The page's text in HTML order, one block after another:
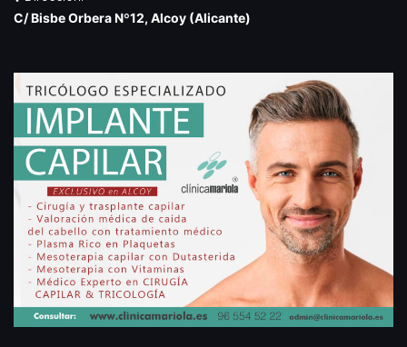
C/ Bisbe Orbera Nº12, Alcoy (Alicante)